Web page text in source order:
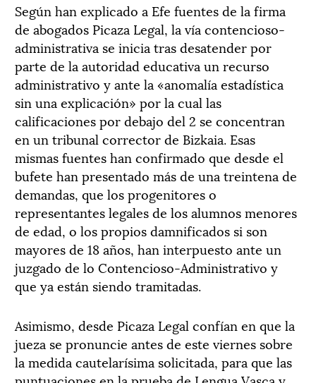
Según han explicado a Efe fuentes de la firma
de abogados Picaza Legal, la vía contencioso-
administrativa se inicia tras desatender por
parte de la autoridad educativa un recurso
administrativo y ante la «anomalía estadística
sin una explicación» por la cual las
calificaciones por debajo del 2 se concentran
en un tribunal corrector de Bizkaia. Esas
mismas fuentes han confirmado que desde el
bufete han presentado más de una treintena de
demandas, que los progenitores o
representantes legales de los alumnos menores
de edad, o los propios damnificados si son
mayores de 18 años, han interpuesto ante un
juzgado de lo Contencioso-Administrativo y
que ya están siendo tramitadas.
Asimismo, desde Picaza Legal confían en que la
jueza se pronuncie antes de este viernes sobre
la medida cautelarísima solicitada, para que las